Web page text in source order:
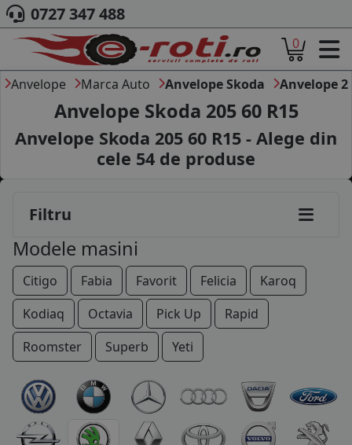
ACASA
DESPRE NOI
ANVELOPE
AUTO
CAMION
MOTO
MARCA AUTO
BLOG
B2B - COLABORARE COMPANII
CONT
CONTACT
0727 347 488
0
Anvelope Marca Auto Anvelope Skoda Anvelope
Anvelope Skoda 205 60 R15
Anvelope Skoda 205 60 R15 - Alege din
cele 54 de produse
Filtru
Modele masini
Citigo Fabia Favorit Felicia
Karoq
Kodiaq
Octavia Pick Up
Rapid
Roomster
Superb Yeti
165/70R13
175/65R13
165/70R14
175/60R14
175/65R14
175/70R14
175/80R14